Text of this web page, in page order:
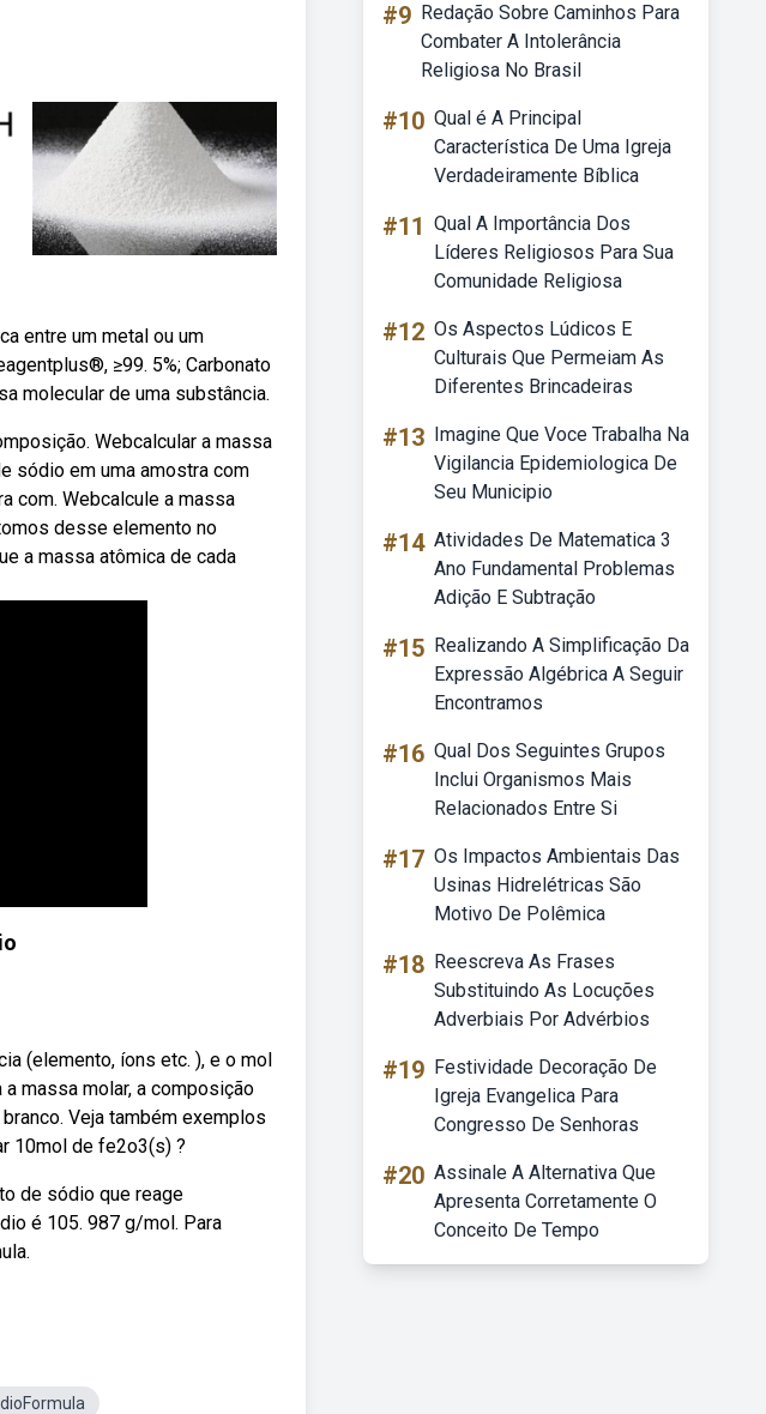
entre um metal ou um
≥99. 5%; Carbonato
molecular de uma substância.
Webcalcular a massa
sódio em uma amostra com
com. Webcalcule a massa
desse elemento no
a massa atômica de cada
(elemento, íons etc. ), e o mol
massa molar, a composição
Veja também exemplos
10mol de fe2o3(s) ?
de sódio que reage
é 105. 987 g/mol. Para
#9 Redação Sobre Caminhos Para
Combater A Intolerância
Religiosa No Brasil
#10 Qual é A Principal
Característica De Uma Igreja
Verdadeiramente Bíblica
#11 Qual A Importância Dos
Líderes Religiosos Para Sua
Comunidade Religiosa
#12 Os Aspectos Lúdicos E
Culturais Que Permeiam As
Diferentes Brincadeiras
#13 Imagine Que Voce Trabalha Na
Vigilancia Epidemiologica De
Seu Municipio
#14 Atividades De Matematica 3
Ano Fundamental Problemas
Adição E Subtração
#15 Realizando A Simplificação Da
Expressão Algébrica A Seguir
Encontramos
#16 Qual Dos Seguintes Grupos
Inclui Organismos Mais
Relacionados Entre Si
#17 Os Impactos Ambientais Das
Usinas Hidrelétricas São
Motivo De Polêmica
#18 Reescreva As Frases
Substituindo As Locuções
Adverbiais Por Advérbios
#19 Festividade Decoração De
Igreja Evangelica Para
Congresso De Senhoras
#20 Assinale A Alternativa Que
Apresenta Corretamente O
Conceito De Tempo